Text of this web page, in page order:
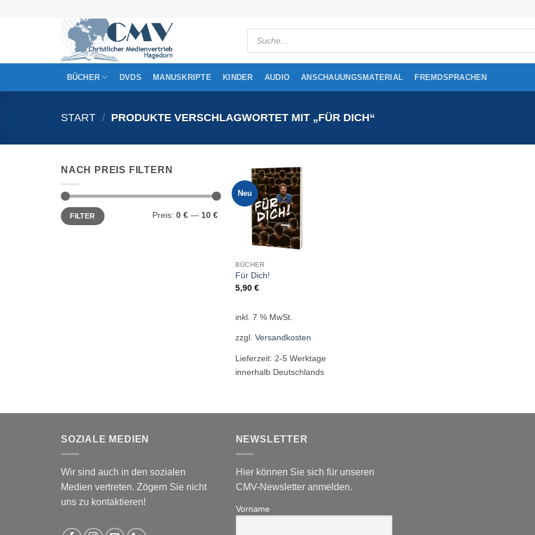
Products
search
BÜCHER DVDS MANUSKRIPTE KINDER AUDIO ANSCHAUUNGSMATERIAL FREMDSPRACHEN
START / PRODUKTE VERSCHLAGWORTET MIT „FÜR DICH“
NACH PREIS FILTERN
Min.
Preis
Max.
PreisFILTER Preis: 0 €— 10 €
Neu
BÜCHER
Für Dich!
5,90€
inkl. 7 % MwSt.
zzgl.Versandkosten
Lieferzeit: 2-5 Werktage
innerhalb Deutschlands
SOZIALE MEDIEN
Wir sind auch in den sozialen
Medien vertreten. Zögern Sie nicht
uns zu kontaktieren!
NEWSLETTER
Hier können Sie sich für unseren
CMV-Newsletter anmelden.
Vorname